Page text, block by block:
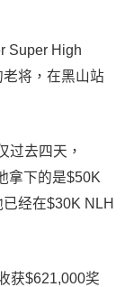
Super High
将，在黑山站
过去四天，
拿下的是$50K
经在$30K NLH
获$621,000奖